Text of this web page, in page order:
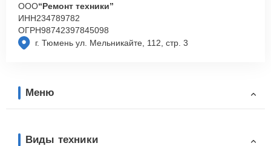
г. Тюмень ул. Мельникайте, 112, стр. 3
ООО“Ремонт техники”
ИНН234789782
ОГРН98742397845098
Меню
Виды техники